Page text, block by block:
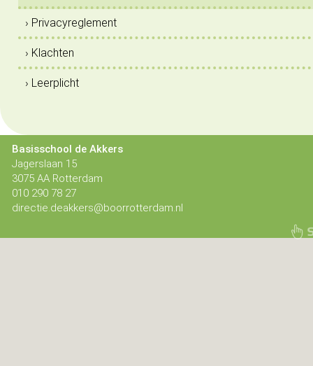
› Privacyreglement
› Klachten
› Leerplicht
Basisschool de Akkers
Jagerslaan 15
3075 AA Rotterdam
010 290 78 27
directie.deakkers@boorrotterdam.nl